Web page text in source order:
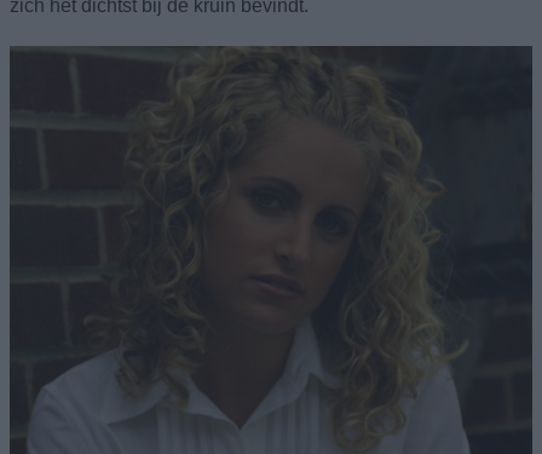
zich het dichtst bij de kruin bevindt.